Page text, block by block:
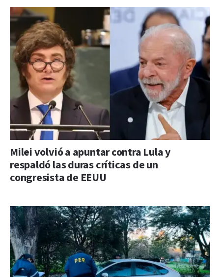
Milei volvió a apuntar contra Lula y
respaldó las duras críticas de un
congresista de EEUU